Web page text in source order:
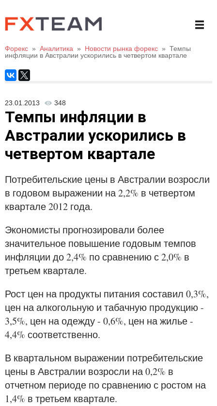
Форекс » Аналитика » Новости рынка форекс » Темпы
инфляции в Австралии ускорились в четвертом квартале
23.01.2013 348
Темпы инфляции в
Австралии ускорились в
четвертом квартале
Потребительские цены в Австралии возросли
в годовом выражении на 2,2% в четвертом
квартале 2012 года.
Экономисты прогнозировали более
значительное повышение годовым темпов
инфляции до 2,4% по сравнению с 2,0% в
третьем квартале.
Рост цен на продукты питания составил 0,3%,
цен на алкогольную и табачную продукцию -
3,5%, цен на одежду - 0,6%, цен на жилье -
4,4% соответственно.
В квартальном выражении потребительские
цены в Австралии возросли на 0,2% в
отчетном периоде по сравнению с ростом на
1,4% в третьем квартале.